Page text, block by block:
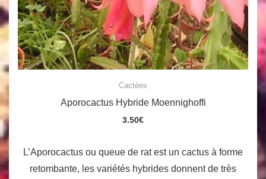
Cactées
Aporocactus Hybride Moennighoffi
3.50€
L’Aporocactus ou queue de rat est un cactus à forme
retombante, les variétés hybrides donnent de très